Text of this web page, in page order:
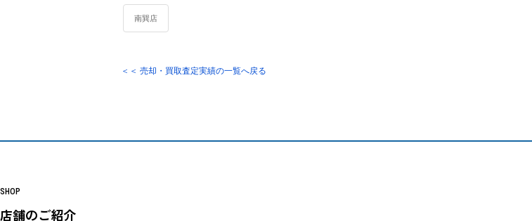
南巽店
＜＜ 売却・買取査定実績の一覧へ戻る
SHOP
店舗のご紹介